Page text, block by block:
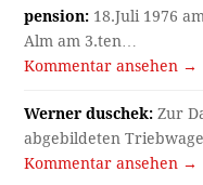
pension: 18.Juli 1976
Alm am 3.ten…
Kommentar ansehen →
Werner duschek: Zur
abgebildeten
Kommentar ansehen →